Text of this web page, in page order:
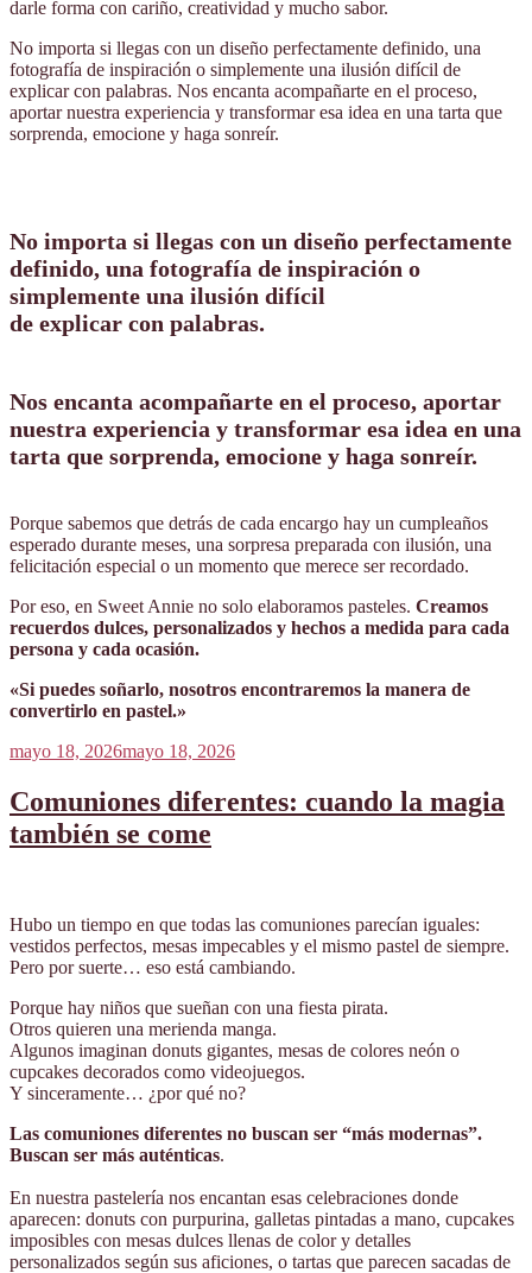
darle forma con cariño, creatividad y mucho sabor.
No importa si llegas con un diseño perfectamente definido, una
fotografía de inspiración o simplemente una ilusión difícil de
explicar con palabras. Nos encanta acompañarte en el proceso,
aportar nuestra experiencia y transformar esa idea en una tarta que
sorprenda, emocione y haga sonreír.
No importa si llegas con un diseño perfectamente
definido, una fotografía de inspiración o
simplemente una ilusión difícil
de explicar con palabras.
Nos encanta acompañarte en el proceso, aportar
nuestra experiencia y transformar esa idea en una
tarta que sorprenda, emocione y haga sonreír.
Porque sabemos que detrás de cada encargo hay un cumpleaños
esperado durante meses, una sorpresa preparada con ilusión, una
felicitación especial o un momento que merece ser recordado.
Por eso, en Sweet Annie no solo elaboramos pasteles. Creamos
recuerdos dulces, personalizados y hechos a medida para cada
persona y cada ocasión.
«Si puedes soñarlo, nosotros encontraremos la manera de
convertirlo en pastel.»
Publicado
mayo 18, 2026mayo 18, 2026
Comuniones diferentes: cuando la magia
también se come
Hubo un tiempo en que todas las comuniones parecían iguales:
vestidos perfectos, mesas impecables y el mismo pastel de siempre.
Pero por suerte… eso está cambiando.
Porque hay niños que sueñan con una fiesta pirata.
Otros quieren una merienda manga.
Algunos imaginan donuts gigantes, mesas de colores neón o
cupcakes decorados como videojuegos.
Y sinceramente… ¿por qué no?
Las comuniones diferentes no buscan ser “más modernas”.
Buscan ser más auténticas.
En nuestra pastelería nos encantan esas celebraciones donde
aparecen: donuts con purpurina, galletas pintadas a mano, cupcakes
imposibles con mesas dulces llenas de color y detalles
personalizados según sus aficiones, o tartas que parecen sacadas de